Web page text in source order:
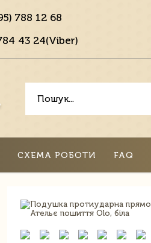
788 12 68
43 24(Viber)
СХЕМА РОБОТИ FAQ